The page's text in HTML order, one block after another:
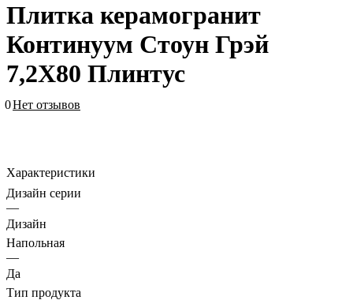
Плитка керамогранит
Континуум Стоун Грэй
7,2X80 Плинтус
0Нет отзывов
Характеристики
Дизайн серии
—
Дизайн
Напольная
—
Да
Тип продукта